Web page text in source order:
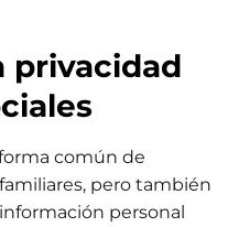
privacidad
común de
pero también
personal